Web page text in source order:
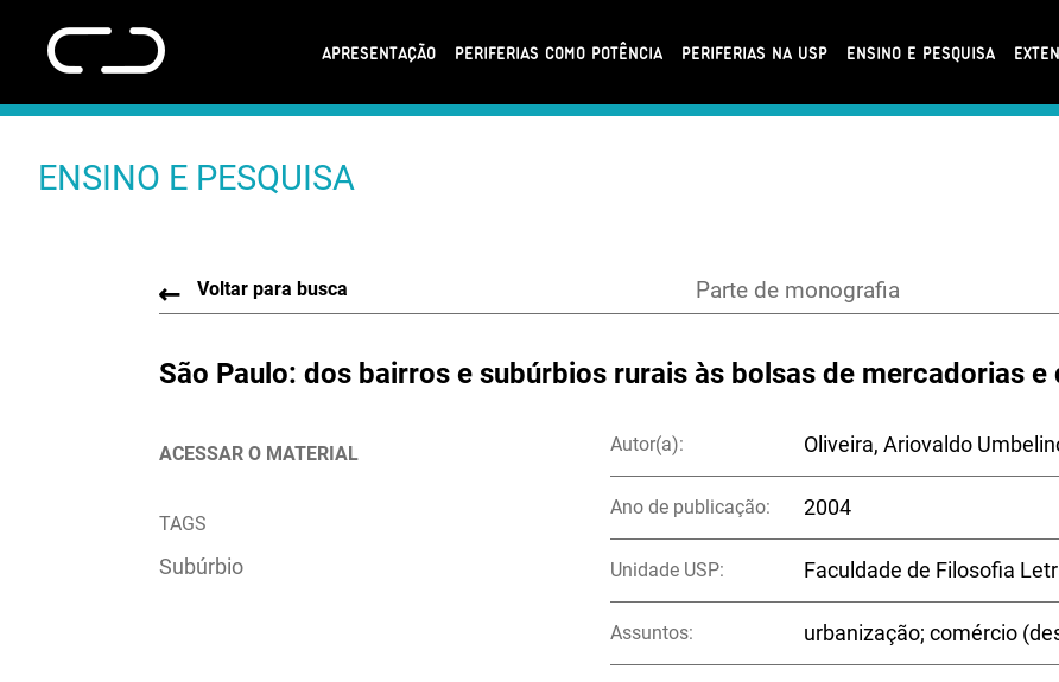
APRESENTAÇÃO PERIFERIAS COMO POTÊNCIA PERIFERIAS NA USP ENSINO E PESQUISA
ENSINO E PESQUISA
Voltar para busca Parte de monografia
São Paulo: dos bairros e subúrbios rurais às bolsas de mercadorias e
ACESSAR O MATERIAL
TAGS
Subúrbio
Autor(a): Oliveira, Ariovaldo
Ano de publicação: 2004
Unidade USP: Faculdade de Filosofia
Assuntos: urbanização; comércio